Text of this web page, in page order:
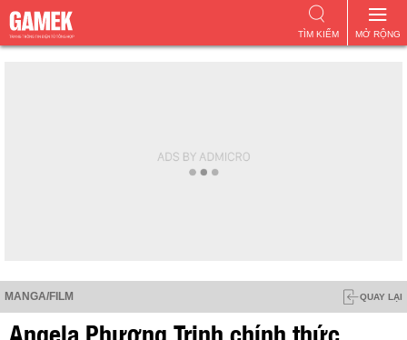
MỞ RỘNG
TÌM KIẾM
MANGA/FILM QUAY LẠI
Angela Phương Trinh chính thức